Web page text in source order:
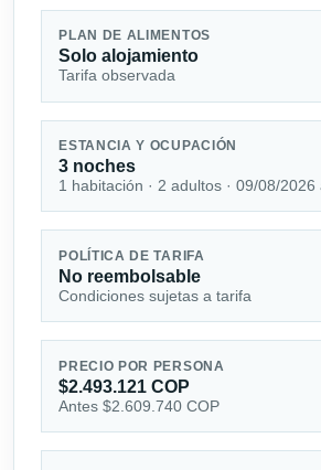
PLAN DE ALIMENTOS
Solo alojamiento
Tarifa observada
ESTANCIA Y OCUPACIÓN
3 noches
1 habitación · 2 adultos · 09/08/
POLÍTICA DE TARIFA
No reembolsable
Condiciones sujetas a tarifa
PRECIO POR PERSONA
$2.493.121 COP
Antes $2.609.740 COP